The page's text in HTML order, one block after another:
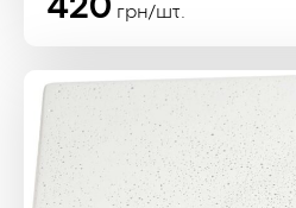
420 грн/шт.